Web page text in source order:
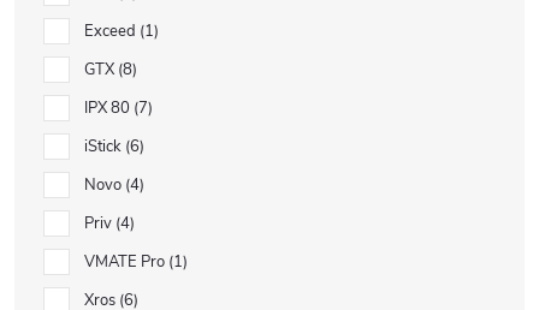
Exceed 1
GTX 8
IPX 80 7
iStick 6
Novo 4
Priv 4
VMATE Pro 1
Xros 6